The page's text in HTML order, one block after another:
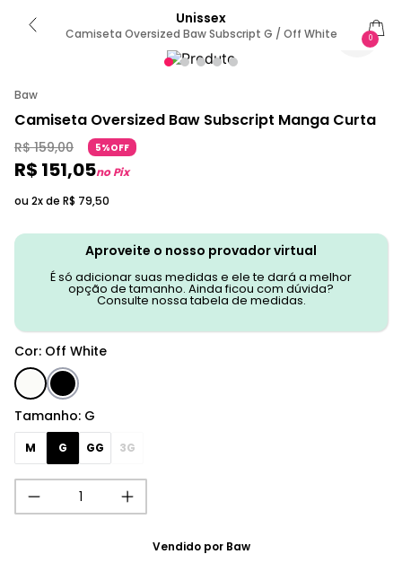
Unissex
Camiseta Oversized Baw Subscript G / Off White 0
Baw
Camiseta Oversized Baw Subscript Manga Curta
R$ 159,00 5%OFF
R$ 151,05no Pix
ou 2x de R$ 79,50
Aproveite o nosso provador virtual
É só adicionar suas medidas e ele te dará a melhor
opção de tamanho. Ainda ficou com dúvida?
Consulte nossa tabela de medidas.
Tamanho: G
M G GG 3G
Cor: Off White
Vendido por Baw